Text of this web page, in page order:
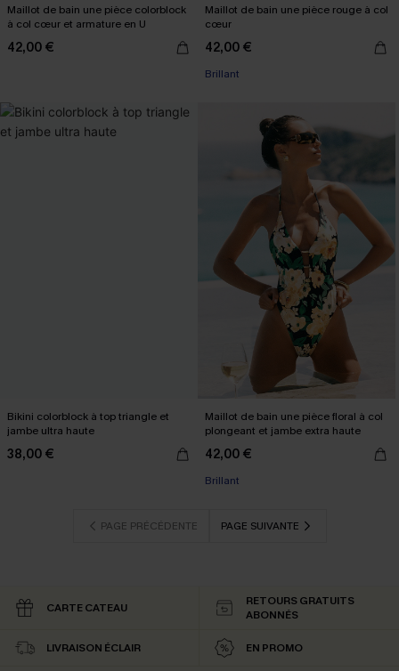
Maillot de bain une pièce colorblock
à col cœur et armature en U
42,00 €
Maillot de bain une pièce rouge à col
cœur
42,00 €
Brillant
Bikini colorblock à top triangle et
jambe ultra haute
38,00 €
Maillot de bain une pièce floral à col
plongeant et jambe extra haute
42,00 €
Brillant
PAGE PRÉCÉDENTE PAGE SUIVANTE
CARTE CATEAU
RETOURS GRATUITS
ABONNÉS
LIVRAISON ÉCLAIR EN PROMO